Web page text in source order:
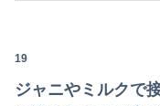
19
ジャニやミルクで